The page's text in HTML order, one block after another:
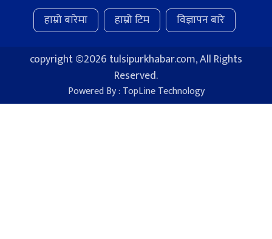
हाम्रो बारेमा
हाम्रो टिम विज्ञापन बारे
copyright ©2026 tulsipurkhabar.com, All Rights
Reserved.
Powered By : TopLine Technology